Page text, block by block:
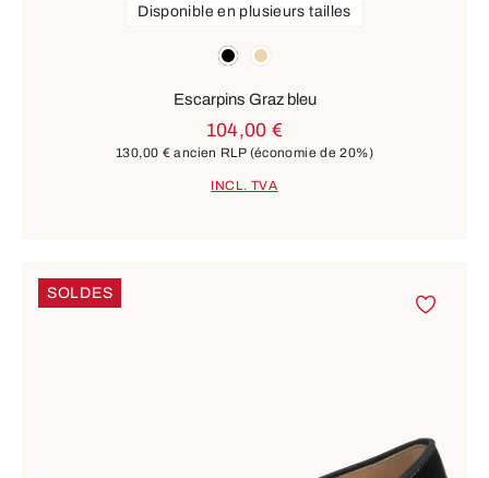
noir beige
Disponible en plusieurs tailles
Escarpins Graz bleu
104,00 €
130,00 € ancien RLP (économie de 20%)
INCL. TVA
SOLDES